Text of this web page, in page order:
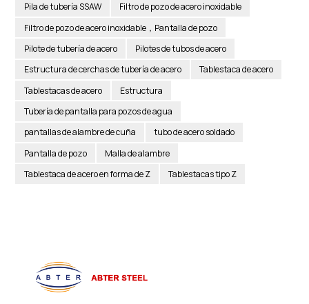
Pila de tubería SSAW
Filtro de pozo de acero inoxidable
Filtro de pozo de acero inoxidable，Pantalla de pozo
Pilote de tubería de acero
Pilotes de tubos de acero
Estructura de cerchas de tubería de acero
Tablestaca de acero
Tablestacas de acero
Estructura
Tubería de pantalla para pozos de agua
pantallas de alambre de cuña
tubo de acero soldado
Pantalla de pozo
Malla de alambre
Tablestaca de acero en forma de Z
Tablestacas tipo Z